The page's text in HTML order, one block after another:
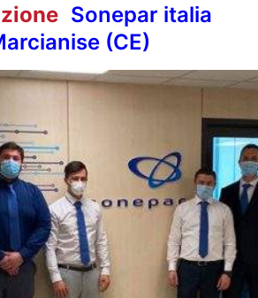
Sonepar italia
(CE)